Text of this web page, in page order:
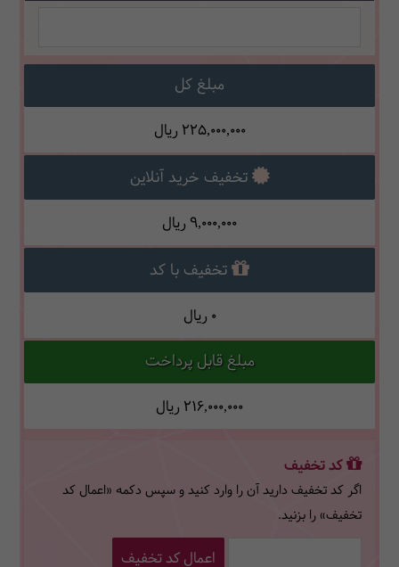
مبلغ کل
225,000,000 ریال
تخفیف خرید آنلاین
9,000,000 ریال
تخفیف با کد
0 ریال
مبلغ قابل پرداخت
216,000,000 ریال
کد تخفیف
اگر کد تخفیف دارید آن را وارد کنید و سپس دکمه «اعمال کد
تخفیف» را بزنید.
اعمال کد تخفیف